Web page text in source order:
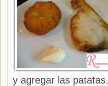
y agregar las patatas.